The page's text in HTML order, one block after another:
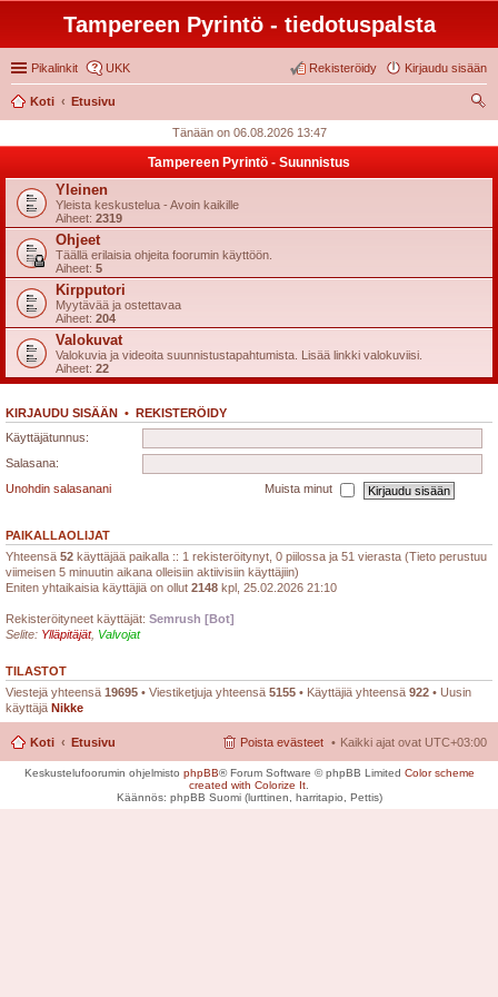
Tampereen Pyrintö - tiedotuspalsta
Pikalinkit UKK Kirjaudu sisään
Rekisteröidy
Koti
Etusivu
Tänään on 06.08.2026 13:47
Tampereen Pyrintö - Suunnistus
Yleinen
Yleista keskustelua - Avoin kaikille
Aiheet: 2319
Ohjeet
Täällä erilaisia ohjeita foorumin käyttöön.
Aiheet: 5
Kirpputori
Myytävää ja ostettavaa
Aiheet: 204
Valokuvat
Valokuvia ja videoita suunnistustapahtumista. Lisää linkki valokuviisi.
Aiheet: 22
KIRJAUDU SISÄÄN • REKISTERÖIDY
Käyttäjätunnus:
Salasana:
Unohdin salasanani
Muista minut
PAIKALLAOLIJAT
Yhteensä 52 käyttäjää paikalla :: 1 rekisteröitynyt, 0 piilossa ja 51 vierasta (Tieto perustuu
viimeisen 5 minuutin aikana olleisiin aktiivisiin käyttäjiin)
Eniten yhtaikaisia käyttäjiä on ollut 2148 kpl, 25.02.2026 21:10
Rekisteröityneet käyttäjät: Semrush [Bot]
Selite: Ylläpitäjät, Valvojat
TILASTOT
Viestejä yhteensä 19695 • Viestiketjuja yhteensä 5155 • Käyttäjiä yhteensä 922 • Uusin
käyttäjä Nikke
Koti Etusivu Kaikki ajat ovat UTC+03:00
Poista evästeet
Keskustelufoorumin ohjelmisto phpBB® Forum Software © phpBB Limited Color scheme
created with Colorize It
Käännös: phpBB Suomi (lurttinen, harritapio, Pettis)